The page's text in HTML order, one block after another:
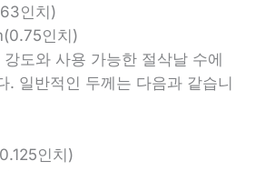
인치)
인치)
강도와 사용 가능한 절삭날 수에
. 일반적인 두께는 다음과 같습니
인치)